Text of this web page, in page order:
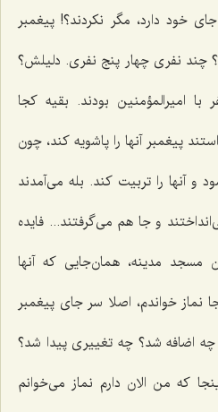
خود دارد، مگر نکردند؟! پیغمبر
چند نفری چهار پنج نفری. دلیلش؟
با امیرالمؤمنین بودند. بقیه کجا
پیغمبر آنها را پاشویه کند، چون
و آنها را تربیت کند. بله می‌آمدند
و جا هم می‌گرفتند... فایده
مسجد مدینه، همان‌جایی که آنها
نماز خواندم، اصلا سر جای پیغمبر
اضافه شد؟ چه تغییری پیدا شد؟
که من الان دارم نماز می‌خوانم